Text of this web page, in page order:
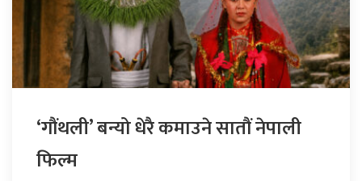
‘गौंथली’ बन्यो धेरै कमाउने सातौं नेपाली
फिल्म